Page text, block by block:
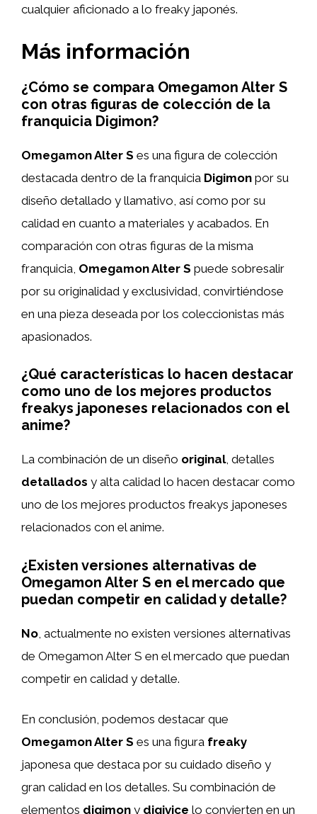
cualquier aficionado a lo freaky japonés.
Más información
¿Cómo se compara Omegamon Alter S
con otras figuras de colección de la
franquicia Digimon?
Omegamon Alter S es una figura de colección
destacada dentro de la franquicia Digimon por su
diseño detallado y llamativo, así como por su
calidad en cuanto a materiales y acabados. En
comparación con otras figuras de la misma
franquicia, Omegamon Alter S puede sobresalir
por su originalidad y exclusividad, convirtiéndose
en una pieza deseada por los coleccionistas más
apasionados.
¿Qué características lo hacen destacar
como uno de los mejores productos
freakys japoneses relacionados con el
anime?
La combinación de un diseño original, detalles
detallados y alta calidad lo hacen destacar como
uno de los mejores productos freakys japoneses
relacionados con el anime.
¿Existen versiones alternativas de
Omegamon Alter S en el mercado que
puedan competir en calidad y detalle?
No , actualmente no existen versiones alternativas
de Omegamon Alter S en el mercado que puedan
competir en calidad y detalle.
En conclusión, podemos destacar que
Omegamon Alter S es una figura freaky
japonesa que destaca por su cuidado diseño y
gran calidad en los detalles. Su combinación de
elementos digimon y digivice lo convierten en un